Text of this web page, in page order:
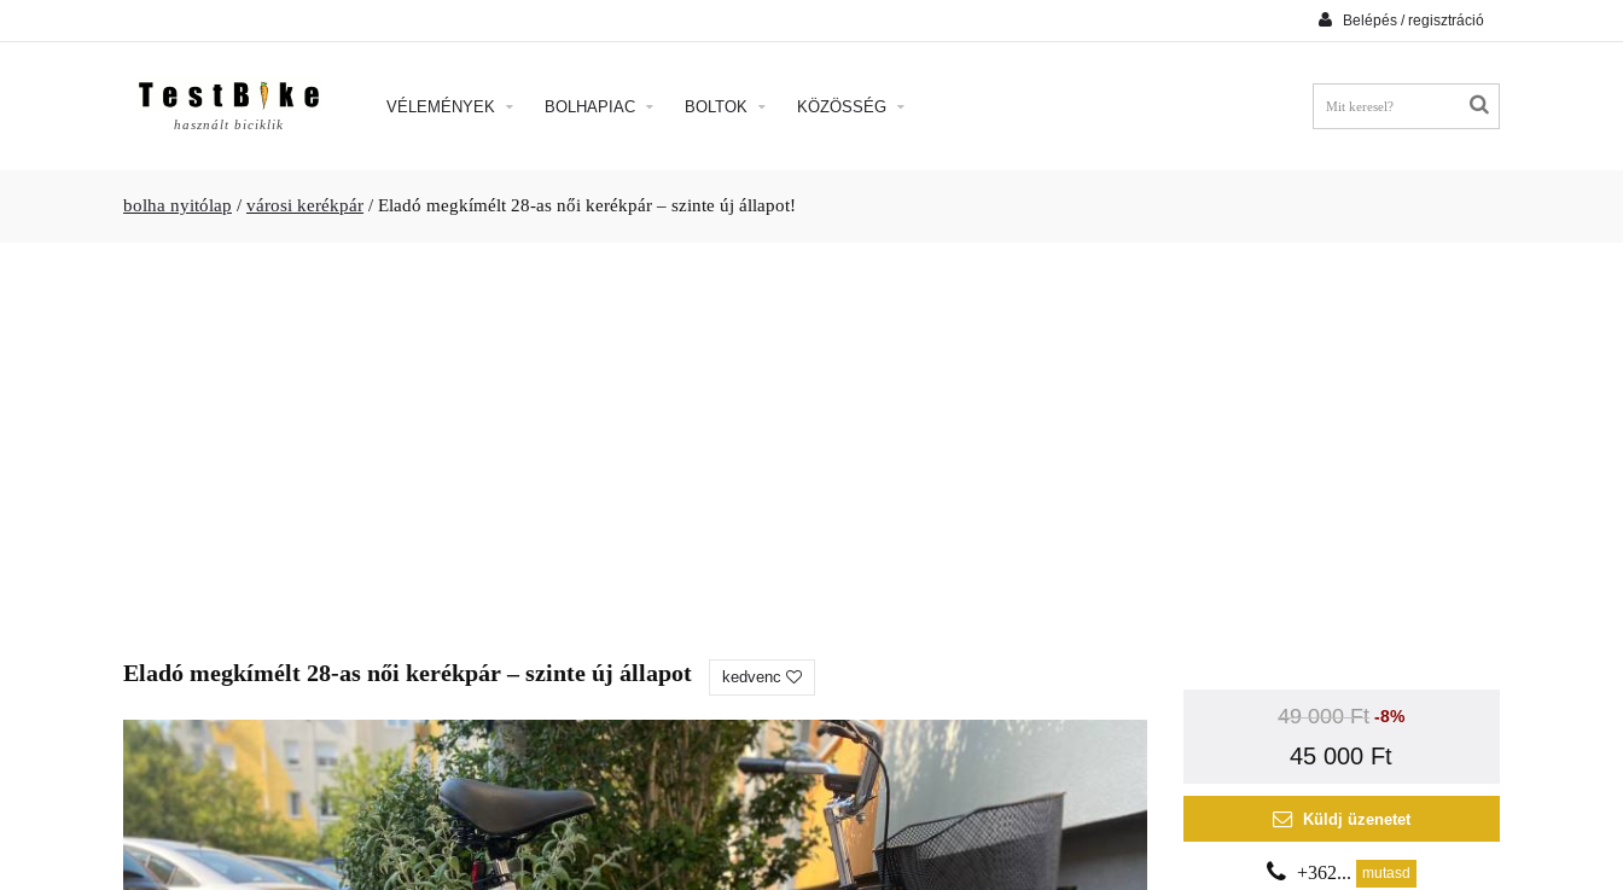
Belépés / regisztráció
használt biciklik
VÉLEMÉNYEK BOLHAPIAC BOLTOK KÖZÖSSÉG
bolha nyitólap / városi kerékpár / Eladó megkímélt 28-as női kerékpár – szinte új állapot!
Eladó megkímélt 28-as női kerékpár – szinte új állapot kedvenc
49 000 Ft -8%
45 000 Ft
Küldj üzenetet
+362... mutasd